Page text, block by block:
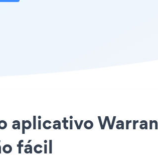
aplicativo
fácil